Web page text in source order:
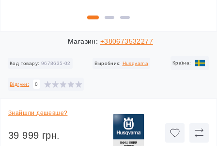
Магазин: +380673532277
Код товару: 9678635-02 Виробник: Husqvarna Країна:
Відгуки: 0
Знайшли дешевше?
39 999 грн.